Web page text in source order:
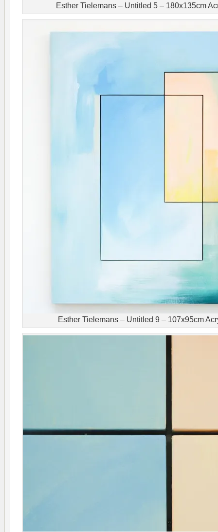
Esther Tielemans – Untitled 5 – 180x135cm
Esther Tielemans – Untitled 9 – 107x95cm